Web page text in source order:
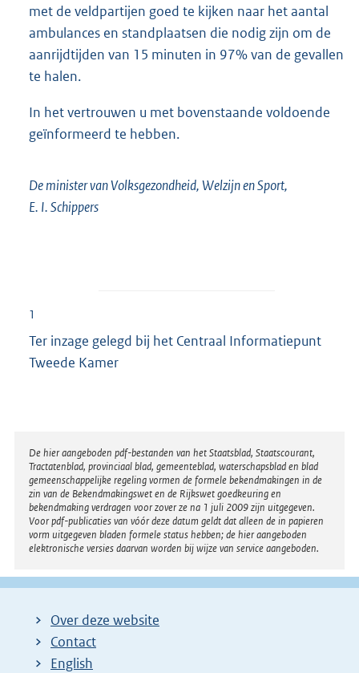
met de veldpartijen goed te kijken naar het aantal
ambulances en standplaatsen die nodig zijn om de
aanrijdtijden van 15 minuten in 97% van de gevallen
te halen.
In het vertrouwen u met bovenstaande voldoende
geïnformeerd te hebben.
De minister van Volksgezondheid, Welzijn en Sport,
E. I. Schippers
1
Ter inzage gelegd bij het Centraal Informatiepunt
Tweede Kamer
Disclaimer
De hier aangeboden pdf-bestanden van het Staatsblad, Staatscourant,
Tractatenblad, provinciaal blad, gemeenteblad, waterschapsblad en blad
gemeenschappelijke regeling vormen de formele bekendmakingen in de
zin van de Bekendmakingswet en de Rijkswet goedkeuring en
bekendmaking verdragen voor zover ze na 1 juli 2009 zijn uitgegeven.
Voor pdf-publicaties van vóór deze datum geldt dat alleen de in papieren
vorm uitgegeven bladen formele status hebben; de hier aangeboden
elektronische versies daarvan worden bij wijze van service aangeboden.
Over deze website
Contact
English